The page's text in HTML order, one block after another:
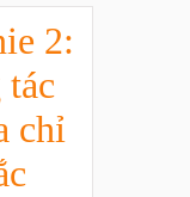
2:
chỉ